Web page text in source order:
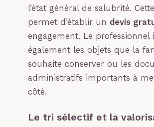
l’état général de salubrité.
permet d’établir un devis
engagement. Le professionnel
également les objets que la
souhaite conserver ou les
administratifs importants à
côté.
Le tri sélectif et la